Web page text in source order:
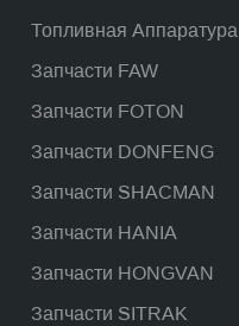
Топливная Аппаратура
Запчасти FAW
Запчасти FOTON
Запчасти DONFENG
Запчасти SHACMAN
Запчасти HANIA
Запчасти HONGVAN
Запчасти SITRAK